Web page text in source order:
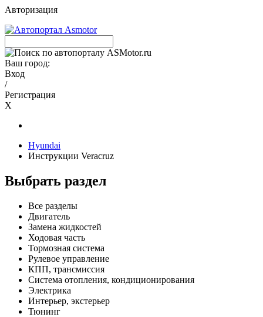
Авторизация
Ваш город:
Вход
/
Регистрация
X
Hyundai
Инструкции Veracruz
Выбрать раздел
Все разделы
Двигатель
Замена жидкостей
Ходовая часть
Тормозная система
Рулевое управление
КПП, трансмиссия
Система отопления, кондиционирования
Электрика
Интерьер, экстерьер
Тюнинг